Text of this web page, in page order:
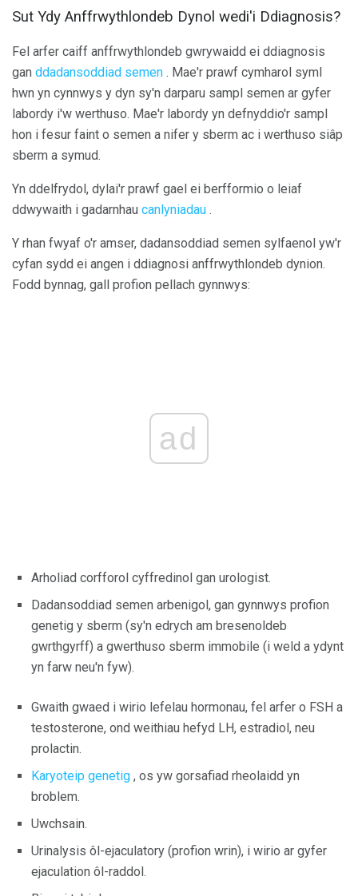
Sut Ydy Anffrwythlondeb Dynol wedi'i Ddiagnosis?
Fel arfer caiff anffrwythlondeb gwrywaidd ei ddiagnosis
gan ddadansoddiad semen . Mae'r prawf cymharol syml
hwn yn cynnwys y dyn sy'n darparu sampl semen ar gyfer
labordy i'w werthuso. Mae'r labordy yn defnyddio'r sampl
hon i fesur faint o semen a nifer y sberm ac i werthuso siâp
sberm a symud.
Yn ddelfrydol, dylai'r prawf gael ei berfformio o leiaf
ddwywaith i gadarnhau canlyniadau .
Y rhan fwyaf o'r amser, dadansoddiad semen sylfaenol yw'r
cyfan sydd ei angen i ddiagnosi anffrwythlondeb dynion.
Fodd bynnag, gall profion pellach gynnwys:
ad
Arholiad corfforol cyffredinol gan urologist.
Dadansoddiad semen arbenigol, gan gynnwys profion
genetig y sberm (sy'n edrych am bresenoldeb
gwrthgyrff) a gwerthuso sberm immobile (i weld a ydynt
yn farw neu'n fyw).
Gwaith gwaed i wirio lefelau hormonau, fel arfer o FSH a
testosterone, ond weithiau hefyd LH, estradiol, neu
prolactin.
Karyoteip genetig , os yw gorsafiad rheolaidd yn
broblem.
Uwchsain.
Urinalysis ôl-ejaculatory (profion wrin), i wirio ar gyfer
ejaculation ôl-raddol.